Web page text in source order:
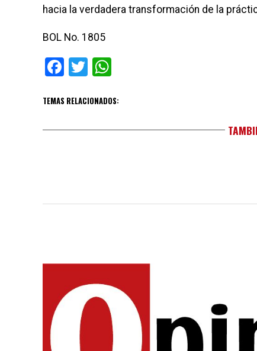
hacia la verdadera transformación de la
BOL No. 1805
Facebook
Twitter
TEMAS RELACIONADOS: